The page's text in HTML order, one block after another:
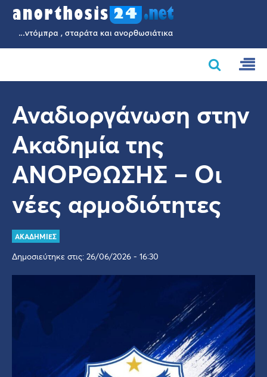
Αναδιοργάνωση στην
Ακαδημία της
ΑΝΟΡΘΩΣΗΣ – Οι
νέες αρμοδιότητες
ΑΚΑΔΗΜΙΕΣ
Δημοσιεύτηκε στις: 26/06/2026 - 16:30